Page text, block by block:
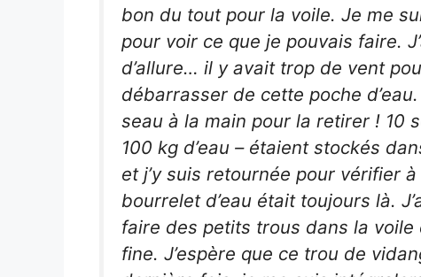
bon du tout pour la voile. Je me
pour voir ce que je pouvais faire.
d’allure… il y avait trop de vent
débarrasser de cette poche
seau à la main pour la retirer ! 10
100 kg d’eau – étaient stockés
et j’y suis retournée pour vérifier
bourrelet d’eau était toujours là.
faire des petits trous dans la voile
fine. J’espère que ce trou de